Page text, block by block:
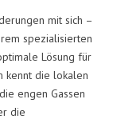
mit sich –
spezialisierten
Lösung für
kennt die lokalen
engen Gassen
die